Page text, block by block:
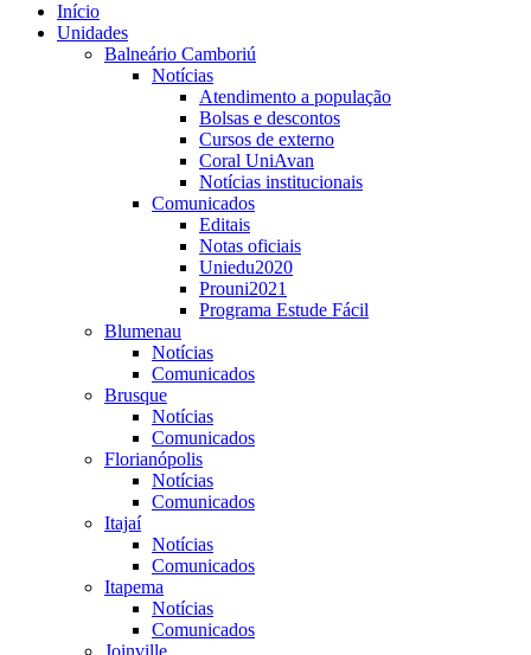
Início
Unidades
Balneário Camboriú
Notícias
Atendimento a população
Bolsas e descontos
Cursos de externo
Coral UniAvan
Notícias institucionais
Comunicados
Editais
Notas oficiais
Uniedu2020
Prouni2021
Programa Estude Fácil
Blumenau
Notícias
Comunicados
Brusque
Notícias
Comunicados
Florianópolis
Notícias
Comunicados
Itajaí
Notícias
Comunicados
Itapema
Notícias
Comunicados
Joinville